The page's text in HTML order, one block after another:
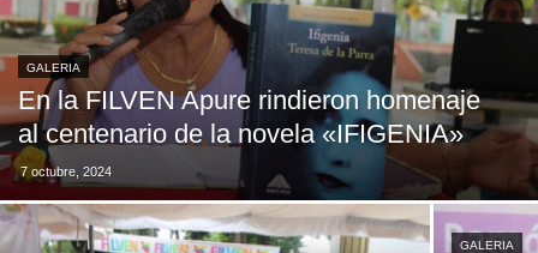
GALERIA
En la FILVEN Apure rindieron homenaje
al centenario de la novela «IFIGENIA»
7 octubre, 2024
GALERIA